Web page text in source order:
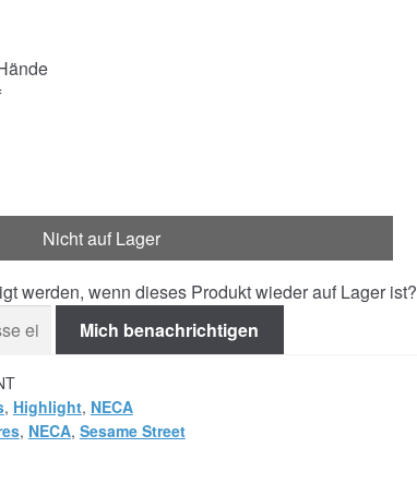
Nicht auf Lager
werden, wenn dieses Produkt wieder auf Lager ist?
Mich benachrichtigen
, Highlight, NECA
, NECA, Sesame Street